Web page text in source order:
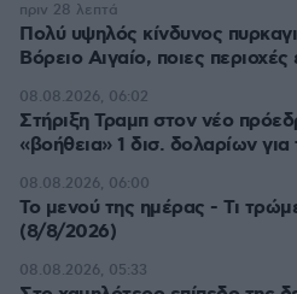
Πολύ υψηλός κίνδυνος
Βόρειο Αιγαίο, ποιες περιοχές
πριν 28 λεπτά
Στήριξη Τραμπ στον νέο
«βοήθεια» 1 δισ. δολαρίων
08.08.2026, 06:02
Το μενού της ημέρας - Τι
(8/8/2026)
08.08.2026, 06:00
08.08.2026, 05:33